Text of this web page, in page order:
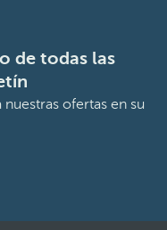
de todas las
ofertas en su